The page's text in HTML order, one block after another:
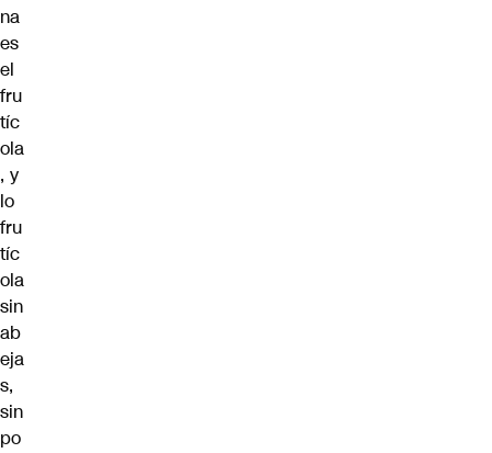
na
es
el
fru
tíc
ola
, y
lo
fru
tíc
ola
sin
ab
eja
s,
sin
po